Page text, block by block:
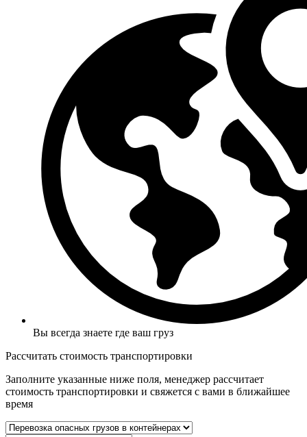
Вы всегда знаете где ваш груз
Рассчитать стоимость транспортировки
Заполните указанные ниже поля, менеджер рассчитает
стоимость транспортировки и свяжется с вами в ближайшее
время